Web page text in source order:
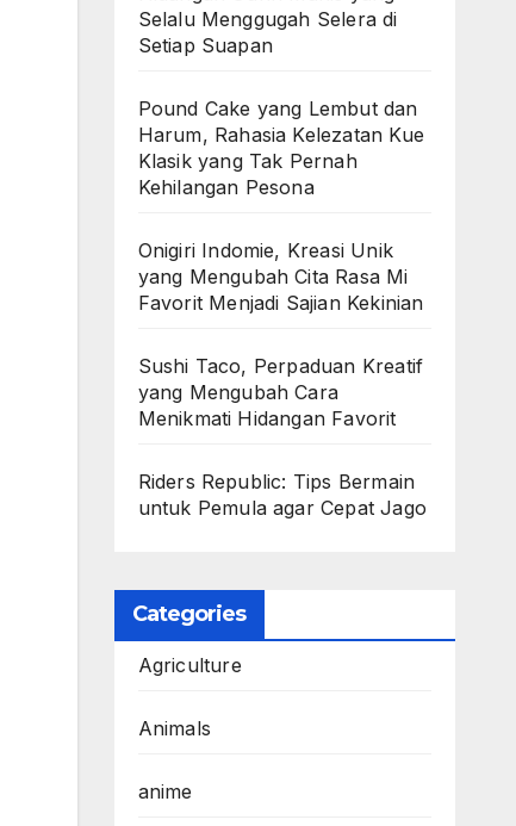
Selalu Menggugah Selera di
Setiap Suapan
Pound Cake yang Lembut dan
Harum, Rahasia Kelezatan Kue
Klasik yang Tak Pernah
Kehilangan Pesona
Onigiri Indomie, Kreasi Unik
yang Mengubah Cita Rasa Mi
Favorit Menjadi Sajian Kekinian
Sushi Taco, Perpaduan Kreatif
yang Mengubah Cara
Menikmati Hidangan Favorit
Riders Republic: Tips Bermain
untuk Pemula agar Cepat Jago
Categories
Agriculture
Animals
anime